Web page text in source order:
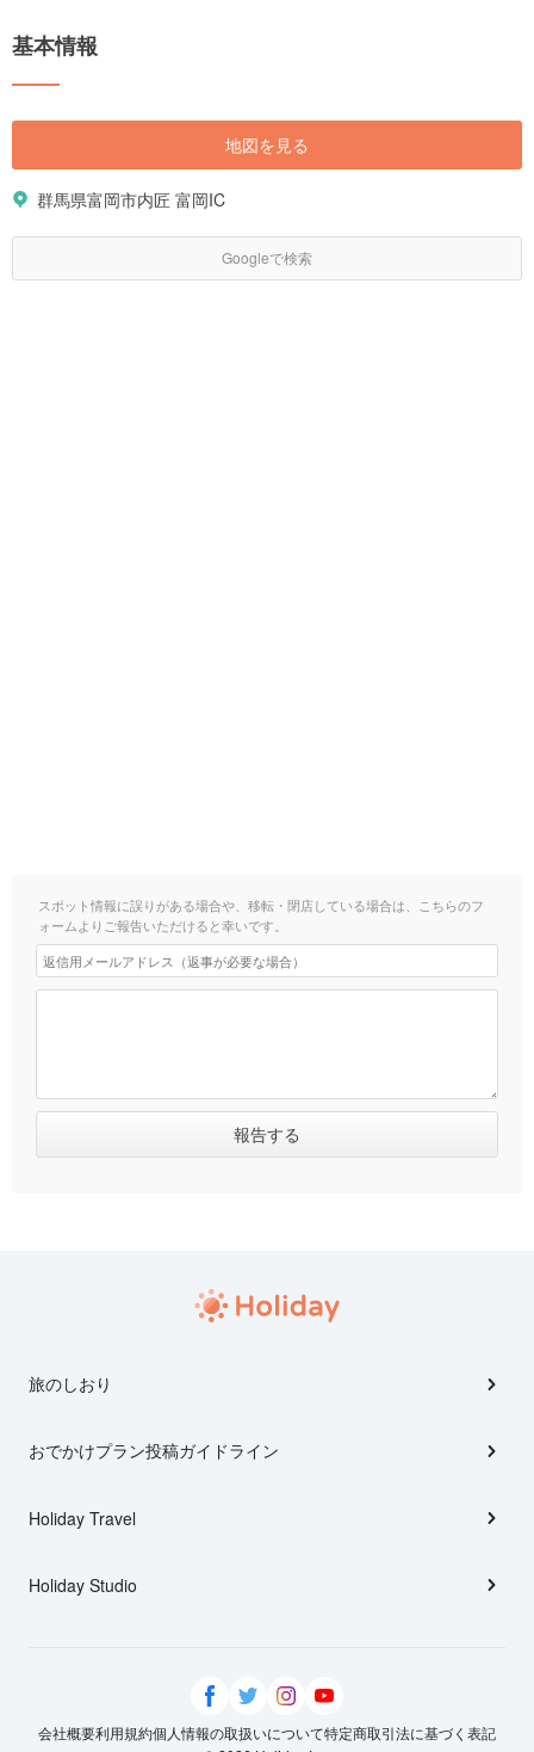
基本情報
地図を見る
群馬県富岡市内匠 富岡IC
Googleで検索
スポット情報に誤りがある場合や、移転・閉店している場合は、こちらのフ
ォームよりご報告いただけると幸いです。
旅のしおり
おでかけプラン投稿ガイドライン
Holiday Travel
Holiday Studio
会社概要利用規約個人情報の取扱いについて特定商取引法に基づく表記